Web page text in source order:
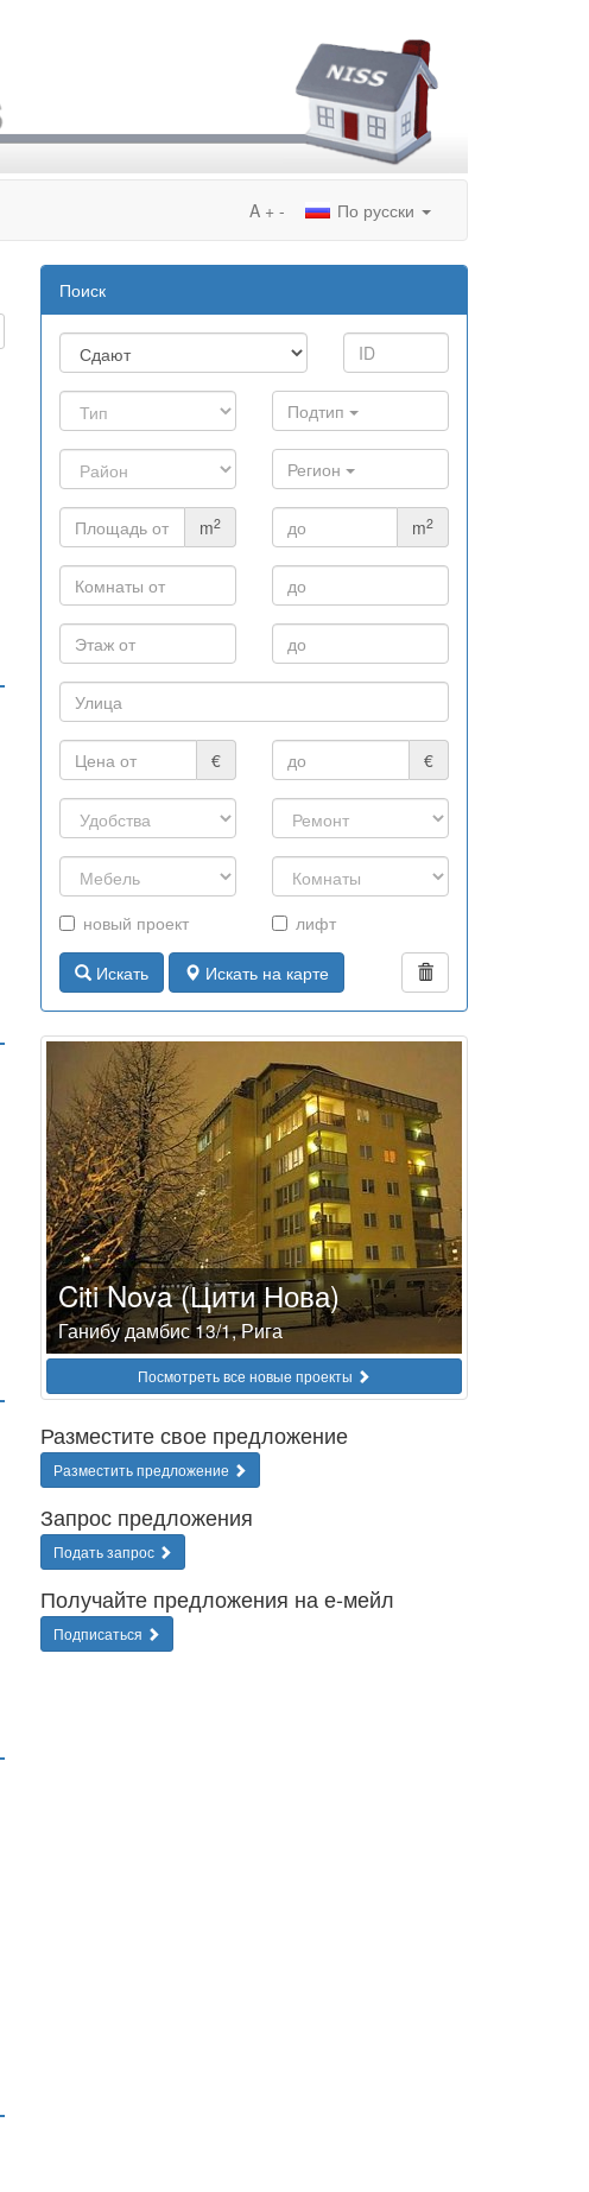
По русски
A + -
Поиск
Подтип
Регион
m2 m2
€ €
новый проект лифт
Искать Искать на карте
Citi Nova (Цити Нова)
Ганибу дамбис 13/1, Рига
Посмотреть все новые проекты
Разместите свое предложение
Разместить предложение
Запрос предложения
Подать запрос
Получайте предложения на е-мейл
Подписаться